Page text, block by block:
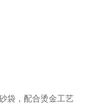
袋，配合烫金工艺